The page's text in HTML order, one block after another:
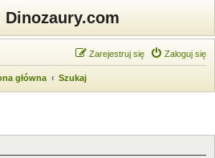
Dinozaury.com
Zaloguj się
Zarejestruj się
główna Szukaj